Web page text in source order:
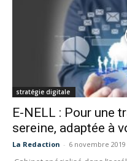
stratégie digitale
E-NELL : Pour une
sereine, adaptée à
La Redaction - 6 novembre 2019